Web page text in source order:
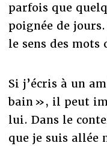
parfois que
poignée de
le sens des mots
Si j’écris à un
bain », il peut
lui. Dans le
que je suis allée